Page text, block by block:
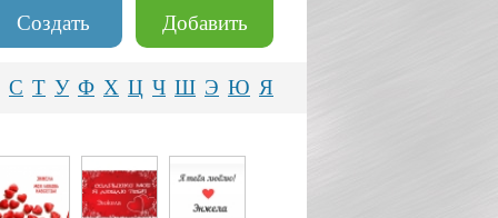
Добавить
Создать
С Т У Ф Х Ц Ч Ш Э Ю Я